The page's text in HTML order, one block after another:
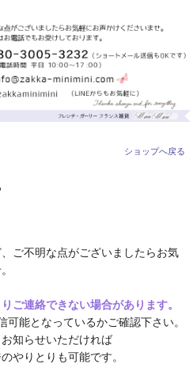
ショップへ戻る
ご不明な点がございましたらお気
ご連絡できない場合があります。
能となっているかご確認下さい。
知らせいただければ
やりとりも可能です。